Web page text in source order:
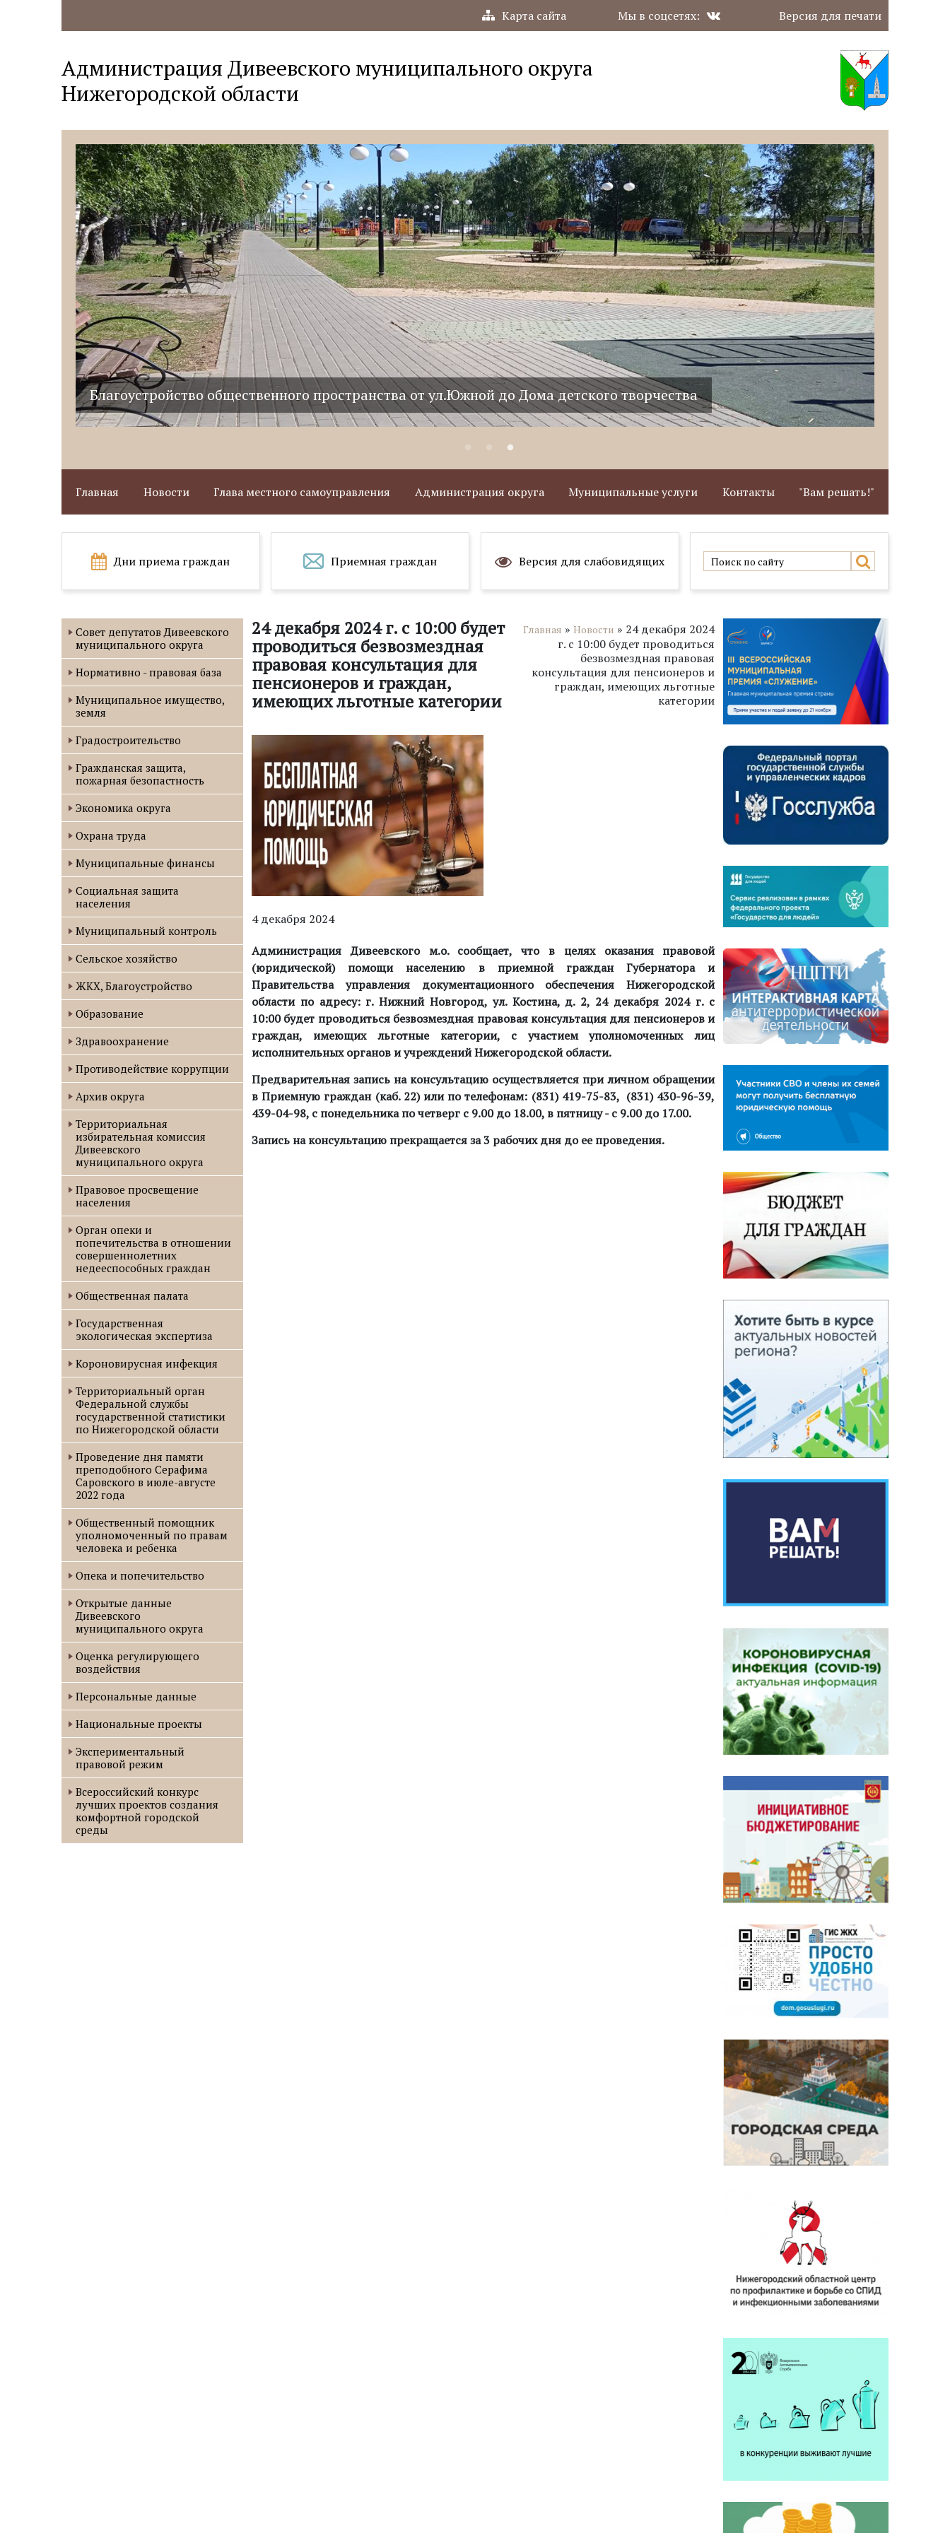
Карта сайта Мы в соцсетях: Версия для печати
Администрация Дивеевского муниципального округа
Нижегородской области
Благоустройство общественного пространства от ул.Южной до Дома детского творчества
Главная Новости Глава местного самоуправления Администрация округа Муниципальные услуги Контакты "Вам решать!"
Дни приема граждан Приемная граждан Версия для слабовидящих
Совет депутатов Дивеевского
муниципального округа
Нормативно - правовая база
Муниципальное имущество,
земля
Градостроительство
Гражданская защита,
пожарная безопастность
Экономика округа
Охрана труда
Муниципальные финансы
Социальная защита
населения
Муниципальный контроль
Сельское хозяйство
ЖКХ, Благоустройство
Образование
Здравоохранение
Противодействие коррупции
Архив округа
Территориальная
избирательная комиссия
Дивеевского
муниципального округа
Правовое просвещение
населения
Орган опеки и
попечительства в отношении
совершеннолетних
недееспособных граждан
Общественная палата
Государственная
экологическая экспертиза
Короновирусная инфекция
Территориальный орган
Федеральной службы
государственной статистики
по Нижегородской области
Проведение дня памяти
преподобного Серафима
Саровского в июле-августе
2022 года
Oбщественный помощник
уполномоченный по правам
человека и ребенка
Опека и попечительство
Открытые данные
Дивеевского
муниципального округа
Оценка регулирующего
воздействия
Персональные данные
Национальные проекты
Экспериментальный
правовой режим
Всероссийский конкурс
лучших проектов создания
комфортной городской
среды
24 декабря 2024 г. с 10:00 будет
проводиться безвозмездная
правовая консультация для
пенсионеров и граждан,
имеющих льготные категории
Главная »Новости » 24 декабря 2024
г. с 10:00 будет проводиться
безвозмездная правовая
консультация для пенсионеров и
граждан, имеющих льготные
категории
4 декабря 2024
Администрация Дивеевского м.о. сообщает, что в целях оказания правовой
(юридической) помощи населению в приемной граждан Губернатора и
Правительства управления документационного обеспечения Нижегородской
области по адресу: г. Нижний Новгород, ул. Костина, д. 2, 24 декабря 2024 г. с
10:00будет проводиться безвозмездная правовая консультация для пенсионеров и
граждан, имеющих льготные категории, с участием уполномоченных лиц
исполнительных органов и учреждений Нижегородской области.
Предварительная запись на консультацию осуществляется при личном обращении
в Приемную граждан (каб. 22) или по телефонам: (831) 419-75-83, (831) 430-96-39,
439-04-98, с понедельника по четверг с 9.00 до 18.00, в пятницу - с 9.00 до 17.00.
Запись на консультацию прекращается за 3 рабочих дня до ее проведения.